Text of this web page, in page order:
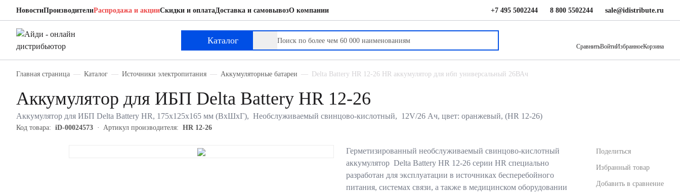
НовостиПроизводителиРаспродажа и акцииСкидки и оплатаДоставка и самовывозО компании +7 495 5002244 8 800 5502244 sale@idistribute.ru
Каталог
СравнитьВойтиИзбранноеКорзина
Главная страница Каталог Источники электропитания Аккумуляторные батареи Delta Battery HR 12-26 HR аккумулятор для ибп универсальный 26ВАч
Аккумулятор для ИБП Delta Battery HR 12-26
Аккумулятор для ИБП Delta Battery HR, 175х125х165 мм (ВхШхГ), Необслуживаемый свинцово-кислотный, 12V/26 Ач, цвет: оранжевый, (HR 12-26)
Код товара: iD-00024573 Артикул производителя: HR 12-26
Герметизированный необслуживаемый свинцово-кислотный
аккумулятор Delta Battery HR 12-26 серии HR специально
разработан для эксплуатации в источниках бесперебойного
питания, системах связи, а также в медицинском оборудовании
Поделиться
Избранный товар
Добавить в сравнение
Delta Battery HR 12-26
Аккумулятор для ИБП